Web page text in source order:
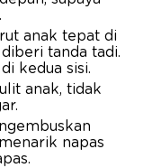
anak tepat di
tanda tadi.
kedua sisi.
anak, tidak
napas